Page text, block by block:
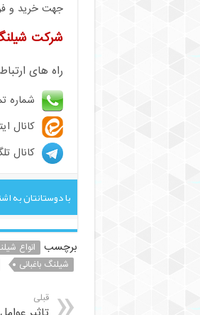
جهت خرید و
شرکت
راه های
شماره
کانال
کانال
با دوستانتان به
برچسب انواع
شیلنگ باغبانی
قبلی